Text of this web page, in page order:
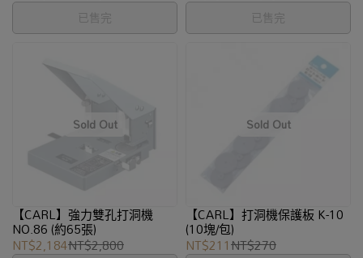
已售完 已售完
【CARL】強力雙孔打洞機
NO.86 (約65張)
NT$2,184NT$2,800
【CARL】打洞機保護板 K-10
(10塊/包)
NT$211NT$270